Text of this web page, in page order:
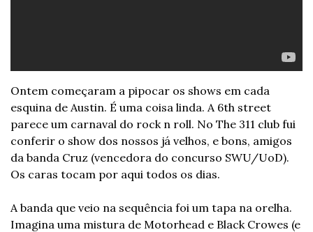
Ontem começaram a pipocar os shows em cada
esquina de Austin. É uma coisa linda. A 6th street
parece um carnaval do rock n roll. No The 311 club fui
conferir o show dos nossos já velhos, e bons, amigos
da banda Cruz (vencedora do concurso SWU/UoD).
Os caras tocam por aqui todos os dias.
A banda que veio na sequência foi um tapa na orelha.
Imagina uma mistura de Motorhead e Black Crowes (e